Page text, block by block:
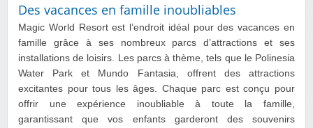
Des vacances en famille inoubliables
Magic World Resort est l’endroit idéal pour des vacances en
famille grâce à ses nombreux parcs d’attractions et ses
installations de loisirs. Les parcs à thème, tels que le Polinesia
Water Park et Mundo Fantasia, offrent des attractions
excitantes pour tous les âges. Chaque parc est conçu pour
offrir une expérience inoubliable à toute la famille,
garantissant que vos enfants garderont des souvenirs